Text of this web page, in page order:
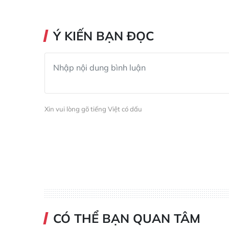
Ý KIẾN BẠN ĐỌC
Xin vui lòng gõ tiếng Việt có dấu
CÓ THỂ BẠN QUAN TÂM